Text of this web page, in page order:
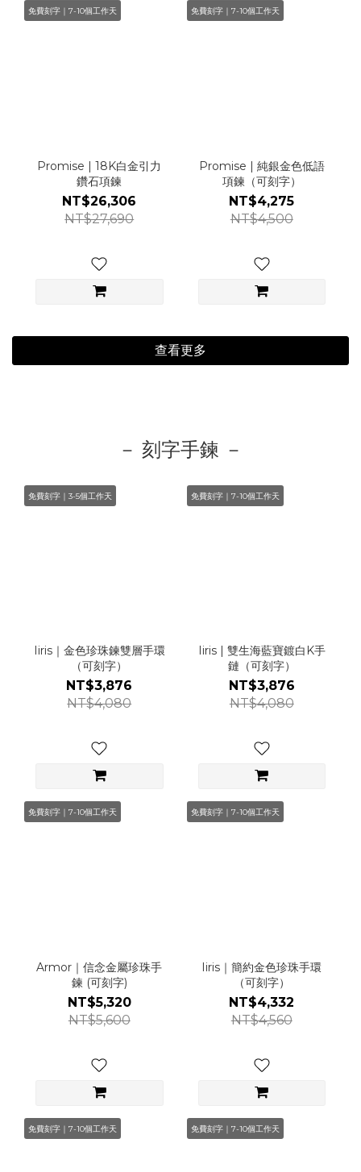
免費刻字｜7-10個工作天
Promise | 18K白金引力
鑽石項鍊
NT$26,306
NT$27,690
免費刻字｜7-10個工作天
Promise | 純銀金色低語
項鍊（可刻字）
NT$4,275
NT$4,500
查看更多
－ 刻字手鍊 －
免費刻字｜3-5個工作天
Iiris｜金色珍珠鍊雙層手環
（可刻字）
NT$3,876
NT$4,080
免費刻字｜7-10個工作天
Iiris | 雙生海藍寶鍍白K手
鏈（可刻字）
NT$3,876
NT$4,080
免費刻字｜7-10個工作天
Armor｜信念金屬珍珠手
鍊 (可刻字)
NT$5,320
NT$5,600
免費刻字｜7-10個工作天
Iiris｜簡約金色珍珠手環
（可刻字）
NT$4,332
NT$4,560
免費刻字｜7-10個工作天 免費刻字｜7-10個工作天